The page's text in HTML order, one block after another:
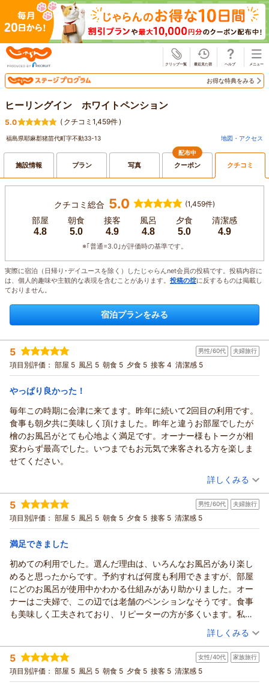
お得な特典をみる
ヒーリングイン ホワイトペンション
5.0 ( クチコミ1,459件)
福島県耶麻郡猪苗代町字不動33-13 地図・アクセス
施設情報 プラン 写真
配布中
クーポン クチコミ
クチコミ総合 5.0 (1,459件)
部屋
4.8
朝食
5.0
接客
4.9
風呂
4.8
夕食
5.0
清潔感
4.9
※｢普通=3.0｣が評価時の基準です。
実際に宿泊（日帰り･デイユースを除く）したじゃらんnet会員の投稿です。投稿内容に
は、個人的趣味や主観的な表現を含むことがあります。 投稿の掟に反するものは掲載し
ておりません。
宿泊プランをみる
5 男性/60代 夫婦旅行
項目別評価： 部屋 5 風呂 5 朝食 5 夕食 5 接客 4 清潔感 5
やっぱり良かった！
毎年この時期に会津に来てます。昨年に続いて2回目の利用です。
食事も朝夕共に美味しく頂けました。昨年と違うお部屋でしたが
檜のお風呂がとても心地よく満足です。オーナー様もトークが相
変わらず最高でした。いつまでもお元気で来客される方を楽しま
せてください。
（投稿日：2026/08/06）
宿泊時期： 2026年08月宿泊 (夫婦旅行)
投稿者： はっちさん
宿泊プラン： 《福島牛Ａ４ランク》稀少部位「イチボ」肉プラン≪じゃらん
限定≫
ツイン 朝・夕
宿泊価格帯： 19,001～20,000円(大人一人あたり/税込)
ヒーリングイン ホワイトペンションからの返信
★ はっち様
この度もホワイトペンションをご利用いただき、誠にありがと
うございます。昨年に続き、今年もお越しいただけましたこと
を大変嬉しく思っております。今回のお部屋では、檜のお風呂
をゆっくりとお楽しみいただけたようで安心いたしました。お
食事も夕食・朝食ともにご満足いただけたとのお言葉、とても
嬉しく思っております。そして、オーナーのトークまでお褒め
いただきありがとうございます（笑）。こちらこそ、楽しくお
話しさせていただき、元気をいただいております。「いつまで
詳しくみる
5 男性/60代 夫婦旅行
項目別評価： 部屋 5 風呂 5 朝食 5 夕食 5 接客 5 清潔感 5
満足できました
初めての利用でした。選んだ理由は、いろんなお風呂があり楽し
めると思ったからです。予約すれば何度も利用できますが、部屋
にどのお風呂が使用中かわかる仕組みがあり助かりました。オー
ナーはご夫婦で、この辺では老舗のペンションなそうです。食事
も美味しく工夫されており、リピーターの方が多くいます。私も
（投稿日：2026/07/22）
宿泊時期： 2026年05月宿泊 (夫婦旅行)
投稿者： 明石家まぐろさん
宿泊プラン： 【福島県「また来て。」割対象プラン】1泊２食基本プラン♪無
料貸切風呂とイタリアンのフルコース♪
ツイン 朝・夕
詳しくみる
5 女性/40代 家族旅行
項目別評価： 部屋 5 風呂 5 朝食 5 夕食 5 接客 5 清潔感 5